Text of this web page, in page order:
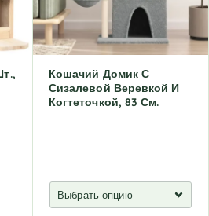
Кошачий Домик С
Сизалевой Веревкой И
Когтеточкой, 83 См.